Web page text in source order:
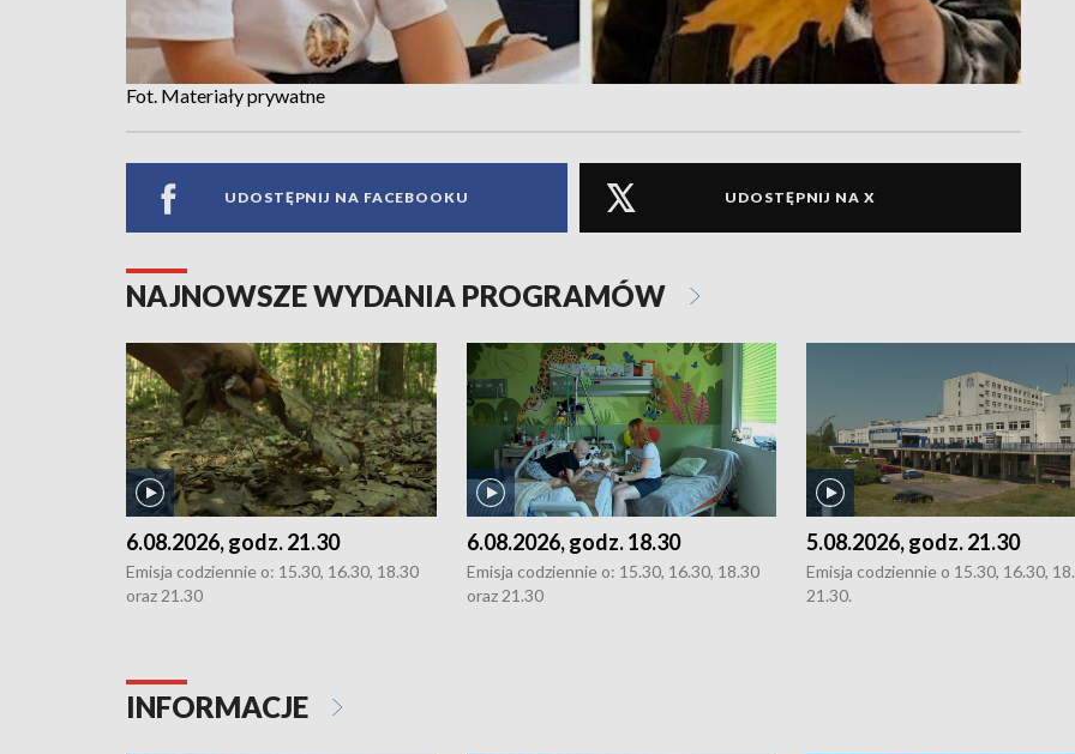
Fot. Materiały prywatne
UDOSTĘPNIJ NA FACEBOOKU UDOSTĘPNIJ NA X
NAJNOWSZE WYDANIA PROGRAMÓW
6.08.2026, godz. 21.30
Emisja codziennie o: 15.30, 16.30, 18.30
oraz 21.30
6.08.2026, godz. 18.30
Emisja codziennie o: 15.30, 16.30, 18.30
oraz 21.30
5.08.2026, godz. 21.30
Emisja codziennie o 15.30, 16.30,
21.30.
INFORMACJE